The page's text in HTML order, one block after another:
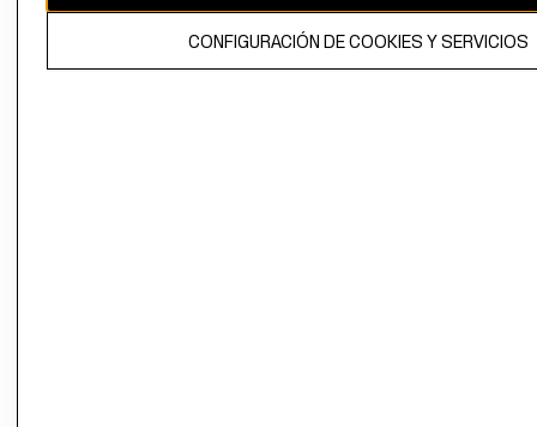
El contenido de esta página web está protegido por copyright y es
CONFIGURACIÓN DE COOKIES Y SERVICIOS